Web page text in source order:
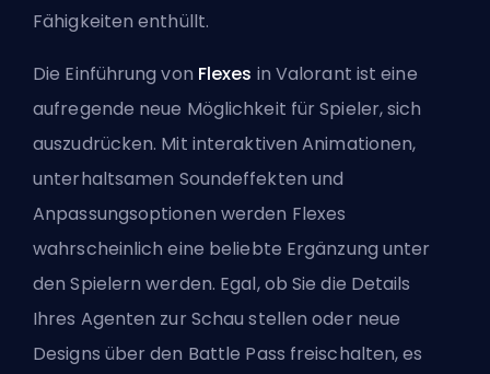
Fähigkeiten enthüllt.
Die Einführung von Flexes in Valorant ist eine
aufregende neue Möglichkeit für Spieler, sich
auszudrücken. Mit interaktiven Animationen,
unterhaltsamen Soundeffekten und
Anpassungsoptionen werden Flexes
wahrscheinlich eine beliebte Ergänzung unter
den Spielern werden. Egal, ob Sie die Details
Ihres Agenten zur Schau stellen oder neue
Designs über den Battle Pass freischalten, es